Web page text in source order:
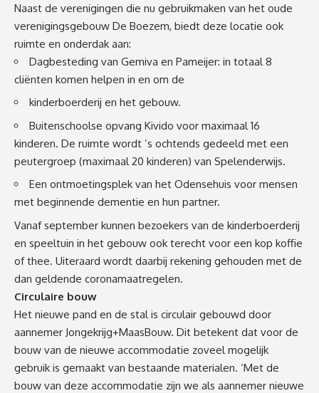
Naast de verenigingen die nu gebruikmaken van het oude
verenigingsgebouw De Boezem, biedt deze locatie ook
ruimte en onderdak aan:
Dagbesteding van Gemiva en Pameijer: in totaal 8
cliënten komen helpen in en om de
kinderboerderij en het gebouw.
Buitenschoolse opvang Kivido voor maximaal 16
kinderen. De ruimte wordt ’s ochtends gedeeld met een
peutergroep (maximaal 20 kinderen) van Spelenderwijs.
Een ontmoetingsplek van het Odensehuis voor mensen
met beginnende dementie en hun partner.
Vanaf september kunnen bezoekers van de kinderboerderij
en speeltuin in het gebouw ook terecht voor een kop koffie
of thee. Uiteraard wordt daarbij rekening gehouden met de
dan geldende coronamaatregelen.
Circulaire bouw
Het nieuwe pand en de stal is circulair gebouwd door
aannemer Jongekrijg+MaasBouw. Dit betekent dat voor de
bouw van de nieuwe accommodatie zoveel mogelijk
gebruik is gemaakt van bestaande materialen. ‘Met de
bouw van deze accommodatie zijn we als aannemer nieuwe